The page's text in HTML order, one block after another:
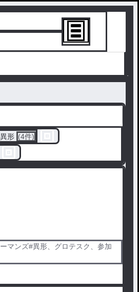
形 (4件)
マンズ#異形、グロテスク、参加